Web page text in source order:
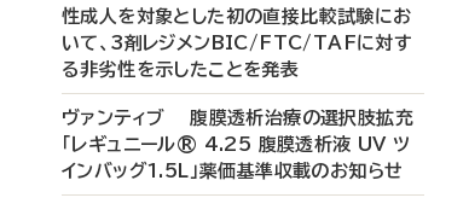
性成人を対象とした初の直接比較試験にお
いて、3剤レジメンBIC/FTC/TAFに対す
る非劣性を示したことを発表
ヴァンティブ 腹膜透析治療の選択肢拡充
「レギュニール® 4.25 腹膜透析液 UV ツ
インバッグ1.5L」薬価基準収載のお知らせ